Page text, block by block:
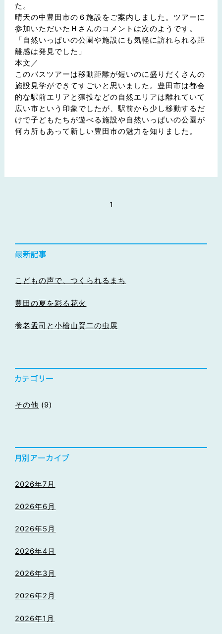
た。
晴天の中豊田市の６施設をご案内しました。ツアーに
参加いただいたＨさんのコメントは次のようです。
「自然いっぱいの公園や施設にも気軽に訪れられる距
離感は発見でした」
本文／
このバスツアーは移動距離が短いのに盛りだくさんの
施設見学ができてすごいと思いました。豊田市は都会
的な駅前エリアと猿投などの自然エリアは離れていて
広い市という印象でしたが、駅前から少し移動するだ
けで子どもたちが遊べる施設や自然いっぱいの公園が
何カ所もあって新しい豊田市の魅力を知りました。
1
こどもの声で、つくられるまち
豊田の夏を彩る花火
養老孟司と小檜山賢二の虫展
その他 (9)
2026年7月
2026年6月
2026年5月
2026年4月
2026年3月
2026年2月
2026年1月